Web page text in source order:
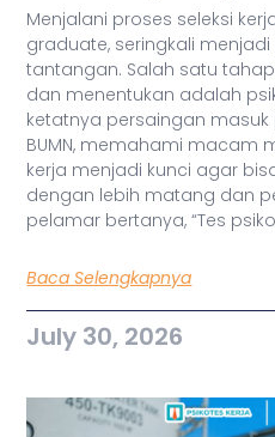
Menjalani proses seleksi
graduate, seringkali
tantangan. Salah satu
dan menentukan adalah
ketatnya persaingan
BUMN, memahami macam
kerja menjadi kunci agar
dengan lebih matang dan
pelamar bertanya, “Tes
Baca Selengkapnya
July 30, 2026